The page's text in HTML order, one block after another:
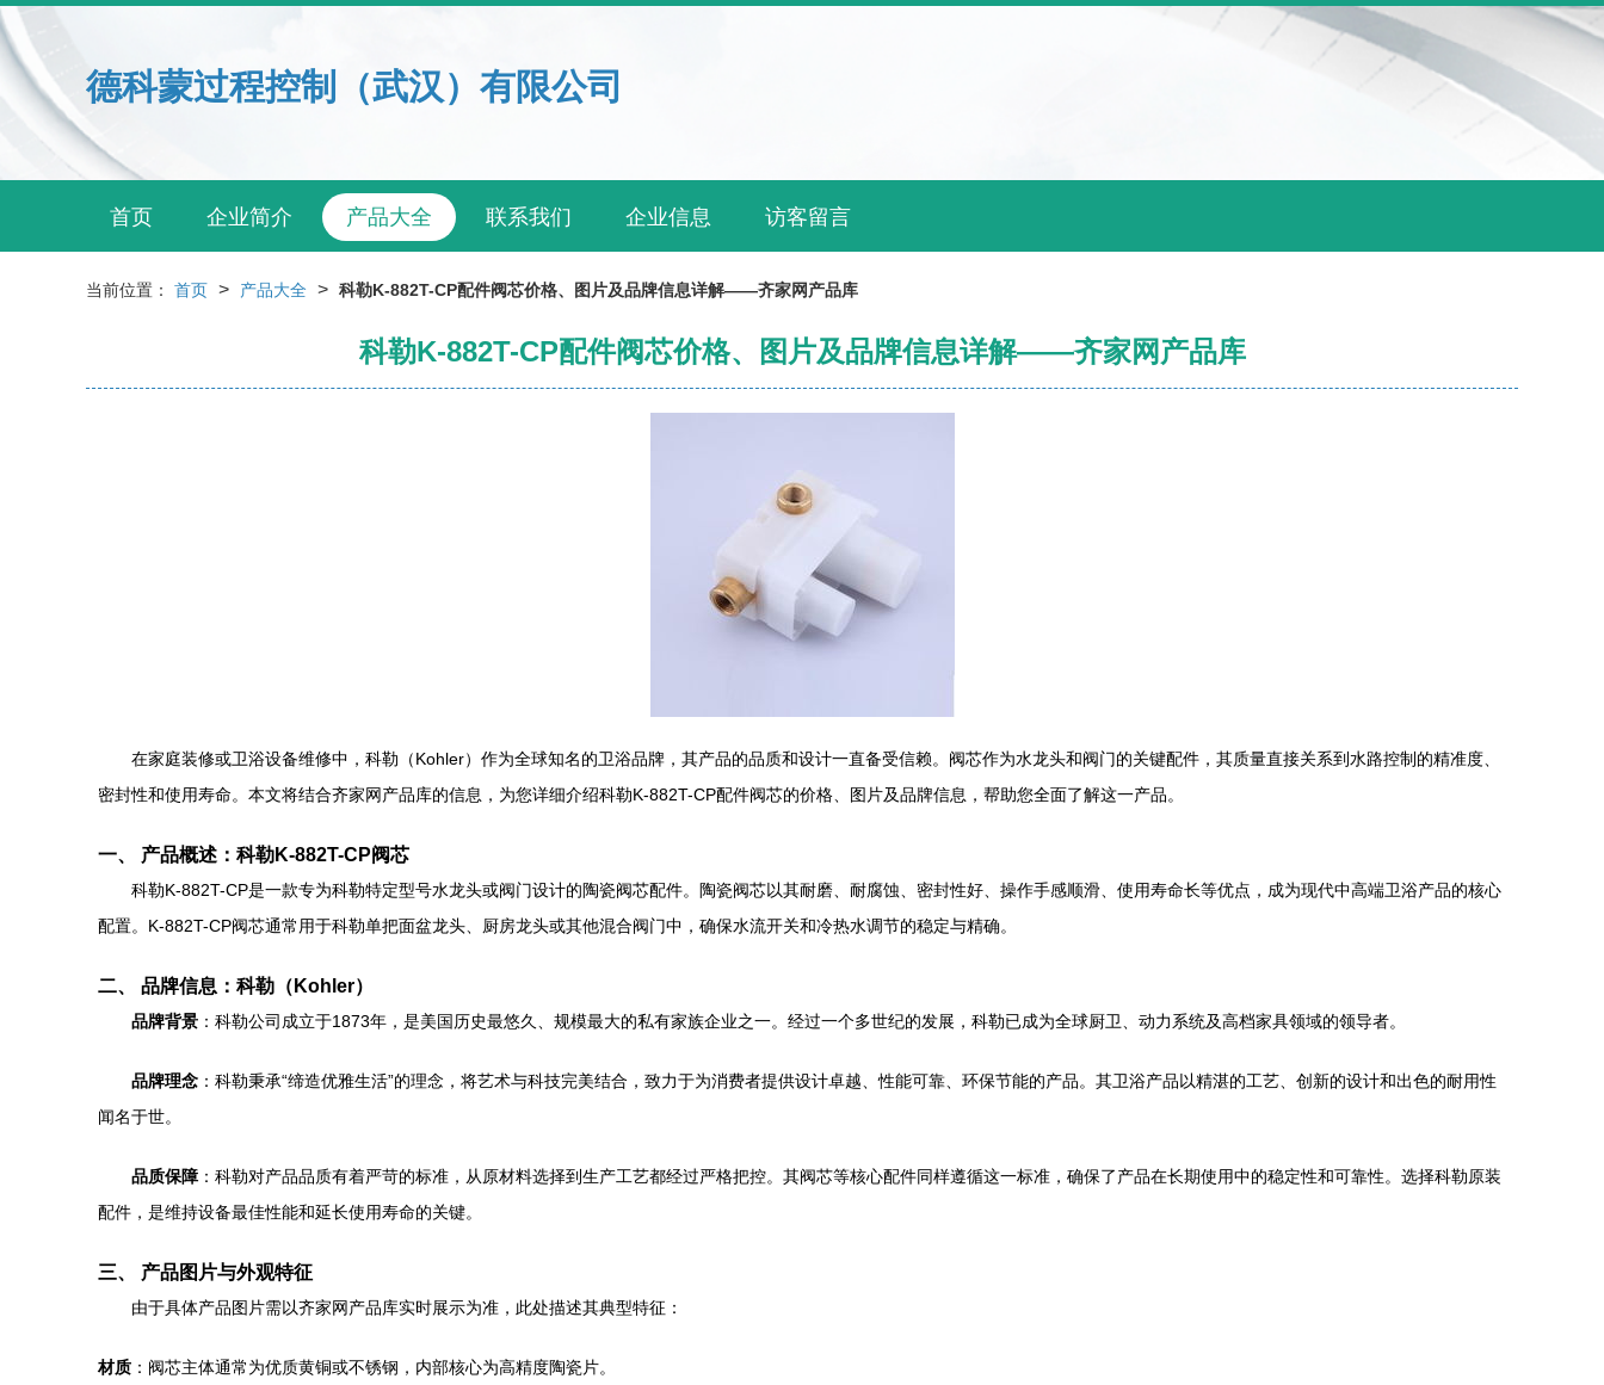
德科蒙过程控制（武汉）有限公司
首页 企业简介 产品大全 联系我们 企业信息 访客留言
当前位置： 首页 > 产品大全 > 科勒K-882T-CP配件阀芯价格、图片及品牌信息详解——齐家网产品库
科勒K-882T-CP配件阀芯价格、图片及品牌信息详解——齐家网产品库
在家庭装修或卫浴设备维修中，科勒（Kohler）作为全球知名的卫浴品牌，其产品的品质和设计一直备受信赖。阀芯作为水龙头和阀门的关键配件，其质量直接关系到水路控制的精准度、
密封性和使用寿命。本文将结合齐家网产品库的信息，为您详细介绍科勒K-882T-CP配件阀芯的价格、图片及品牌信息，帮助您全面了解这一产品。
一、 产品概述：科勒K-882T-CP阀芯
科勒K-882T-CP是一款专为科勒特定型号水龙头或阀门设计的陶瓷阀芯配件。陶瓷阀芯以其耐磨、耐腐蚀、密封性好、操作手感顺滑、使用寿命长等优点，成为现代中高端卫浴产品的核心
配置。K-882T-CP阀芯通常用于科勒单把面盆龙头、厨房龙头或其他混合阀门中，确保水流开关和冷热水调节的稳定与精确。
二、 品牌信息：科勒（Kohler）
品牌背景 ：科勒公司成立于1873年，是美国历史最悠久、规模最大的私有家族企业之一。经过一个多世纪的发展，科勒已成为全球厨卫、动力系统及高档家具领域的领导者。
品牌理念 ：科勒秉承“缔造优雅生活”的理念，将艺术与科技完美结合，致力于为消费者提供设计卓越、性能可靠、环保节能的产品。其卫浴产品以精湛的工艺、创新的设计和出色的耐用性
闻名于世。
品质保障 ：科勒对产品品质有着严苛的标准，从原材料选择到生产工艺都经过严格把控。其阀芯等核心配件同样遵循这一标准，确保了产品在长期使用中的稳定性和可靠性。选择科勒原装
配件，是维持设备最佳性能和延长使用寿命的关键。
三、 产品图片与外观特征
由于具体产品图片需以齐家网产品库实时展示为准，此处描述其典型特征：
材质 ：阀芯主体通常为优质黄铜或不锈钢，内部核心为高精度陶瓷片。